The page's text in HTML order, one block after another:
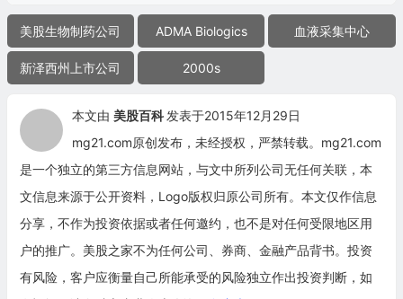
美股生物制药公司 ADMA Biologics 血液采集中心
新泽西州上市公司 2000s
本文由 美股百科 发表于2015年12月29日
mg21.com原创发布，未经授权，严禁转载。mg21.com
是一个独立的第三方信息网站，与文中所列公司无任何关联，本
文信息来源于公开资料，Logo版权归原公司所有。本文仅作信息
分享，不作为投资依据或者任何邀约，也不是对任何受限地区用
户的推广。美股之家不为任何公司、券商、金融产品背书。投资
有风险，客户应衡量自己所能承受的风险独立作出投资判断，如